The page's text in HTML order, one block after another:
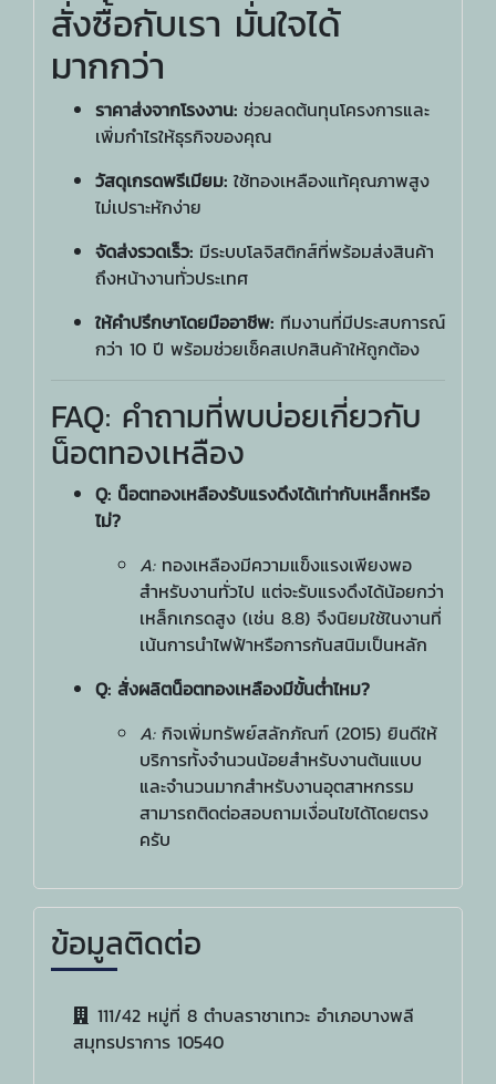
สั่งซื้อกับเรา มั่นใจได้
มากกว่า
ราคาส่งจากโรงงาน: ช่วยลดต้นทุนโครงการและ
เพิ่มกำไรให้ธุรกิจของคุณ
วัสดุเกรดพรีเมียม: ใช้ทองเหลืองแท้คุณภาพสูง
ไม่เปราะหักง่าย
จัดส่งรวดเร็ว: มีระบบโลจิสติกส์ที่พร้อมส่งสินค้า
ถึงหน้างานทั่วประเทศ
ให้คำปรึกษาโดยมืออาชีพ: ทีมงานที่มีประสบการณ์
กว่า 10 ปี พร้อมช่วยเช็คสเปกสินค้าให้ถูกต้อง
FAQ: คำถามที่พบบ่อยเกี่ยวกับ
น็อตทองเหลือง
Q: น็อตทองเหลืองรับแรงดึงได้เท่ากับเหล็กหรือ
ไม่?
A:ทองเหลืองมีความแข็งแรงเพียงพอ
สำหรับงานทั่วไป แต่จะรับแรงดึงได้น้อยกว่า
เหล็กเกรดสูง (เช่น 8.8) จึงนิยมใช้ในงานที่
เน้นการนำไฟฟ้าหรือการกันสนิมเป็นหลัก
Q: สั่งผลิตน็อตทองเหลืองมีขั้นต่ำไหม?
A:กิจเพิ่มทรัพย์สลักภัณฑ์ (2015) ยินดีให้
บริการทั้งจำนวนน้อยสำหรับงานต้นแบบ
และจำนวนมากสำหรับงานอุตสาหกรรม
สามารถติดต่อสอบถามเงื่อนไขได้โดยตรง
ครับ
ข้อมูลติดต่อ
111/42 หมู่ที่ 8 ตำบลราชาเทวะ อำเภอบางพลี
สมุทรปราการ 10540